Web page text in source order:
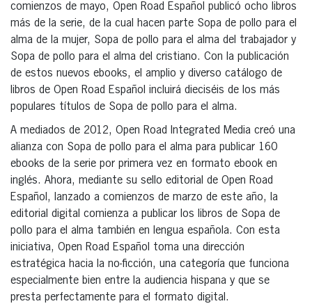
comienzos de mayo, Open Road Español publicó ocho libros
más de la serie, de la cual hacen parte Sopa de pollo para el
alma de la mujer, Sopa de pollo para el alma del trabajador y
Sopa de pollo para el alma del cristiano. Con la publicación
de estos nuevos ebooks, el amplio y diverso catálogo de
libros de Open Road Español incluirá dieciséis de los más
populares títulos de Sopa de pollo para el alma.
A mediados de 2012, Open Road Integrated Media creó una
alianza con Sopa de pollo para el alma para publicar 160
ebooks de la serie por primera vez en formato ebook en
inglés. Ahora, mediante su sello editorial de Open Road
Español, lanzado a comienzos de marzo de este año, la
editorial digital comienza a publicar los libros de Sopa de
pollo para el alma también en lengua española. Con esta
iniciativa, Open Road Español toma una dirección
estratégica hacia la no-ficción, una categoría que funciona
especialmente bien entre la audiencia hispana y que se
presta perfectamente para el formato digital.